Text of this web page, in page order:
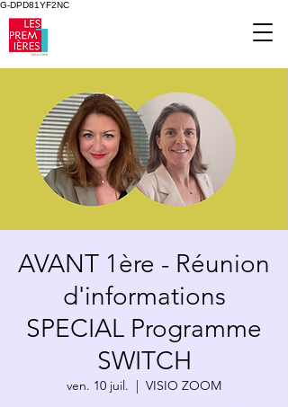
G-DPD81YF2NC
AVANT 1ère - Réunion
d'informations
SPECIAL Programme
SWITCH
ven. 10 juil.
  |
VISIO ZOOM